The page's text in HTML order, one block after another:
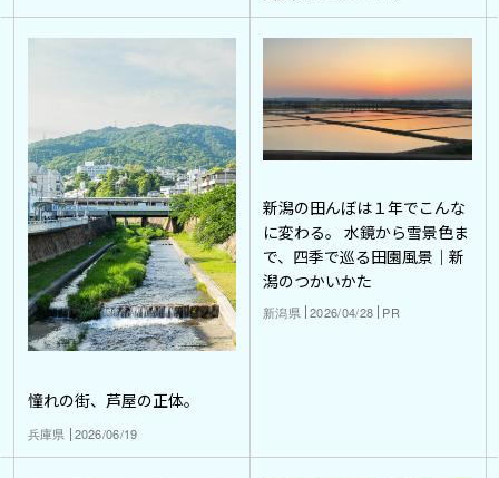
憧れの街、芦屋の正体。
兵庫県 2026/06/19
新潟の田んぼは１年でこんな
に変わる。 水鏡から雪景色ま
で、四季で巡る田園風景｜新
潟のつかいかた
新潟県 2026/04/28 PR